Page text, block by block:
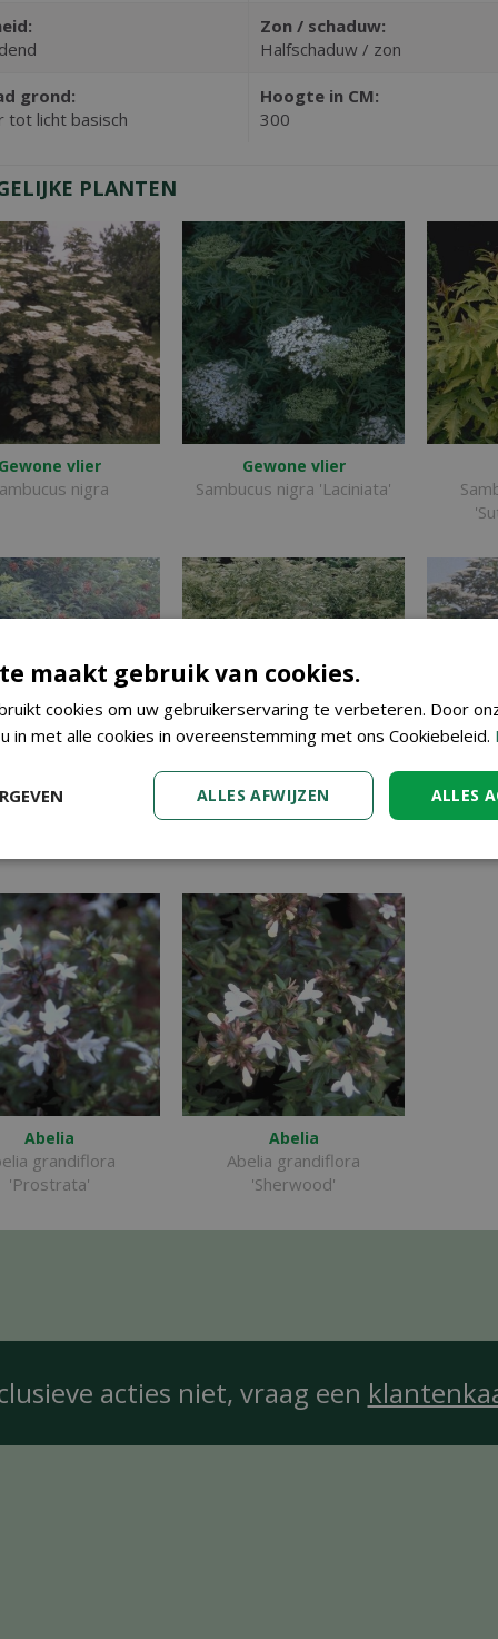
Zon / schaduw:
Halfschaduw / zon
grond:
tot licht basisch
Hoogte in CM:
300
PLANTEN
vlier
nigra
Gewone vlier
Sambucus nigra 'Laciniata'
Trosvlier Vlier
Sambucus nigra
Abelia
grandiflora
'Prostrata'
Abelia
Abelia grandiflora
'Sherwood'
acties niet, vraag een
maakt gebruik van cookies.
cookies om uw gebruikerservaring te verbeteren. Door
in met alle cookies in overeenstemming met ons Cookiebeleid.
ALLES
ALLES AFWIJZEN